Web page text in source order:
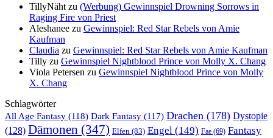
TillyNäht zu (Werbung) Gewinnspiel Drowning Sorrows in
Raging Fire von Priest
Aleshanee zu Gewinnspiel: Red Star Rebels von Amie
Kaufman
Claudia zu Gewinnspiel: Red Star Rebels von Amie Kaufman
Tilly zu Gewinnspiel Nightblood Prince von Molly X. Chang
Viola Petersen zu Gewinnspiel Nightblood Prince von Molly
X. Chang
Schlagwörter
All Age Fantasy (118) Dark Fantasy (117) Drachen (178) Dystopie
(128) Dämonen (347) Elfen (83) Engel (149) Fae (69) Fantasy